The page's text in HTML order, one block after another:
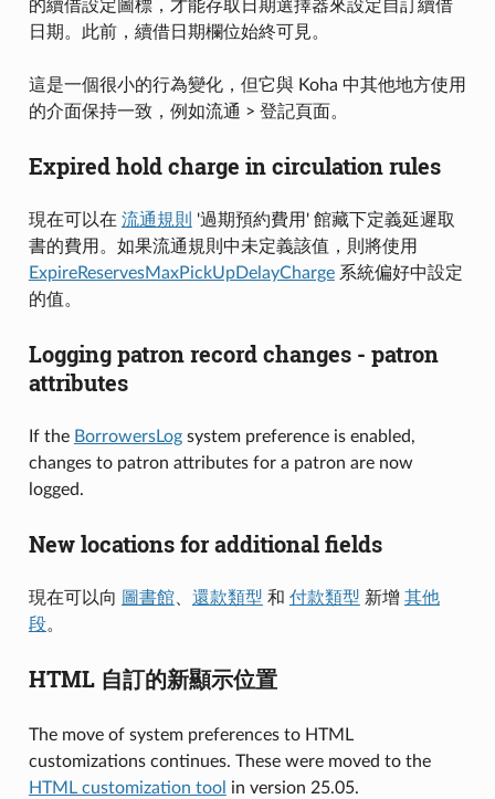
的續借設定圖標，才能存取日期選擇器來設定自訂續借
日期。此前，續借日期欄位始終可見。
這是一個很小的行為變化，但它與 Koha 中其他地方使用
的介面保持一致，例如流通 > 登記頁面。
Expired hold charge in circulation rules
現在可以在 流通規則 '過期預約費用' 館藏下定義延遲取
書的費用。如果流通規則中未定義該值，則將使用
ExpireReservesMaxPickUpDelayCharge系統偏好中設定
的值。
Logging patron record changes - patron
attributes
If the BorrowersLogsystem preference is enabled,
changes to patron attributes for a patron are now
logged.
New locations for additional fields
現在可以向 圖書館、 還款類型 和 付款類型 新增 其他
段。
HTML 自訂的新顯示位置
The move of system preferences to HTML
customizations continues. These were moved to the
HTML customization tool in version 25.05.